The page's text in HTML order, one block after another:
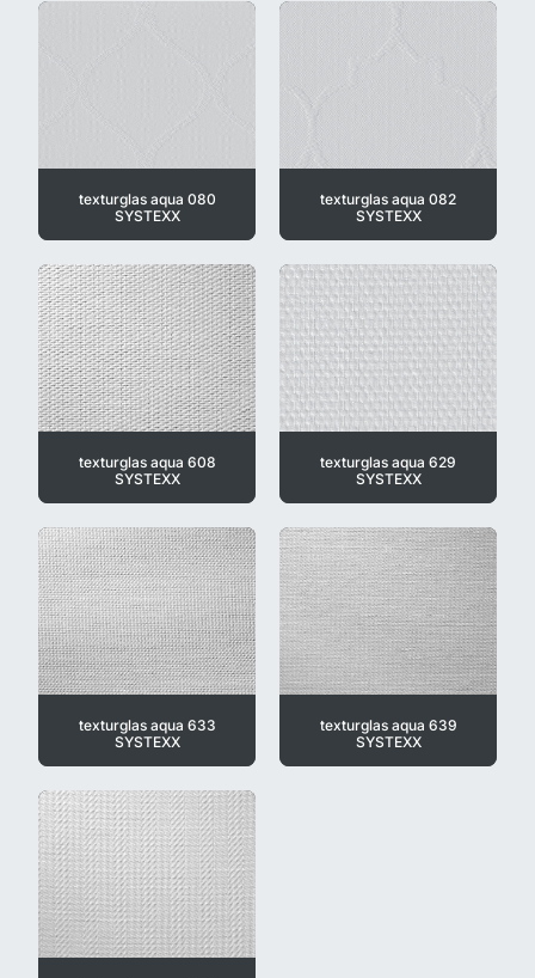
texturglas aqua 080
SYSTEXX
texturglas aqua 082
SYSTEXX
texturglas aqua 608
SYSTEXX
texturglas aqua 629
SYSTEXX
texturglas aqua 633
SYSTEXX
texturglas aqua 639
SYSTEXX